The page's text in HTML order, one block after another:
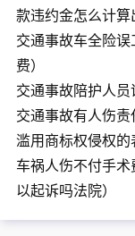
款违约金怎么计算
交通事故车全险
费）
交通事故陪护人员
交通事故有人伤
滥用商标权侵权的
车祸人伤不付手
以起诉吗法院）